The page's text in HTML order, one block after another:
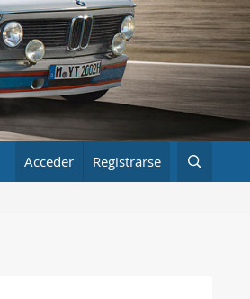
Acceder Registrarse